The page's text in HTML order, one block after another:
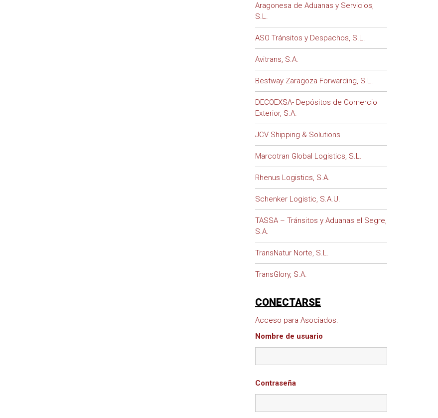
Aragonesa de Aduanas y Servicios,
S.L.
ASO Tránsitos y Despachos, S.L.
Avitrans, S.A.
Bestway Zaragoza Forwarding, S.L.
DECOEXSA- Depósitos de Comercio
Exterior, S.A.
JCV Shipping & Solutions
Marcotran Global Logistics, S.L.
Rhenus Logistics, S.A.
Schenker Logistic, S.A.U.
TASSA – Tránsitos y Aduanas el Segre,
S.A.
TransNatur Norte, S.L.
TransGlory, S.A.
CONECTARSE
Acceso para Asociados.
Nombre de usuario
Contraseña